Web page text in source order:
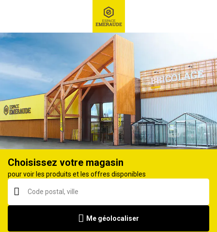
Ex : Robot tondeuse, ...
Motoculteur
Choisissez votre magasin
pour voir les produits et les offres disponibles
Me géolocaliser